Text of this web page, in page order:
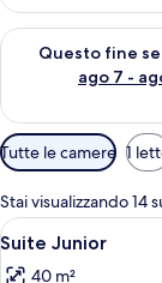
Questo fine
ago 7 -
Verifica la
Filtri
disponibili
per
le
camere
Tutte le camere 1
Stai visualizzando 14
Apri
tutte
6
Suite Junior
40 m²